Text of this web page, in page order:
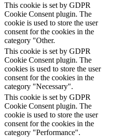
This cookie is set by GDPR
Cookie Consent plugin. The
cookie is used to store the user
consent for the cookies in the
category "Other.
This cookie is set by GDPR
Cookie Consent plugin. The
cookies is used to store the user
consent for the cookies in the
category "Necessary".
This cookie is set by GDPR
Cookie Consent plugin. The
cookie is used to store the user
consent for the cookies in the
category "Performance".